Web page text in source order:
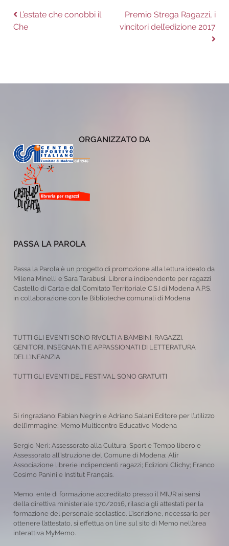
Navigazione
Previous
post:
L’estate che conobbi il
Che
Next
post:
Premio Strega Ragazzi, i
vincitori dell’edizione 2017
ORGANIZZATO DA
PASSA LA PAROLA
Passa la Parola è un progetto di promozione alla lettura ideato da
Milena Minelli e Sara Tarabusi, Libreria indipendente per ragazzi
Castello di Carta e dal Comitato Territoriale C.S.I di Modena A.P.S,
in collaborazione con le Biblioteche comunali di Modena
TUTTI GLI EVENTI SONO RIVOLTI A BAMBINI, RAGAZZI,
GENITORI, INSEGNANTI E APPASSIONATI DI LETTERATURA
DELL’INFANZIA
TUTTI GLI EVENTI DEL FESTIVAL SONO GRATUITI
Si ringraziano: Fabian Negrin e Adriano Salani Editore per l’utilizzo
dell’immagine; Memo Multicentro Educativo Modena
Sergio Neri; Assessorato alla Cultura, Sport e Tempo libero e
Assessorato all’Istruzione del Comune di Modena; Alir
Associazione librerie indipendenti ragazzi; Edizioni Clichy; Franco
Cosimo Panini e Institut Français.
Memo, ente di formazione accreditato presso il MIUR ai sensi
della direttiva ministeriale 170/2016, rilascia gli attestati per la
formazione del personale scolastico. L’iscrizione, necessaria per
ottenere l’attestato, si effettua on line sul sito di Memo nell’area
interattiva MyMemo.